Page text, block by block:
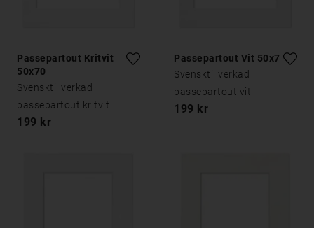
Passepartout Kritvit
50x70
Svensktillverkad
passepartout kritvit
199 kr
Passepartout Vit 50x70
Svensktillverkad
passepartout vit
199 kr